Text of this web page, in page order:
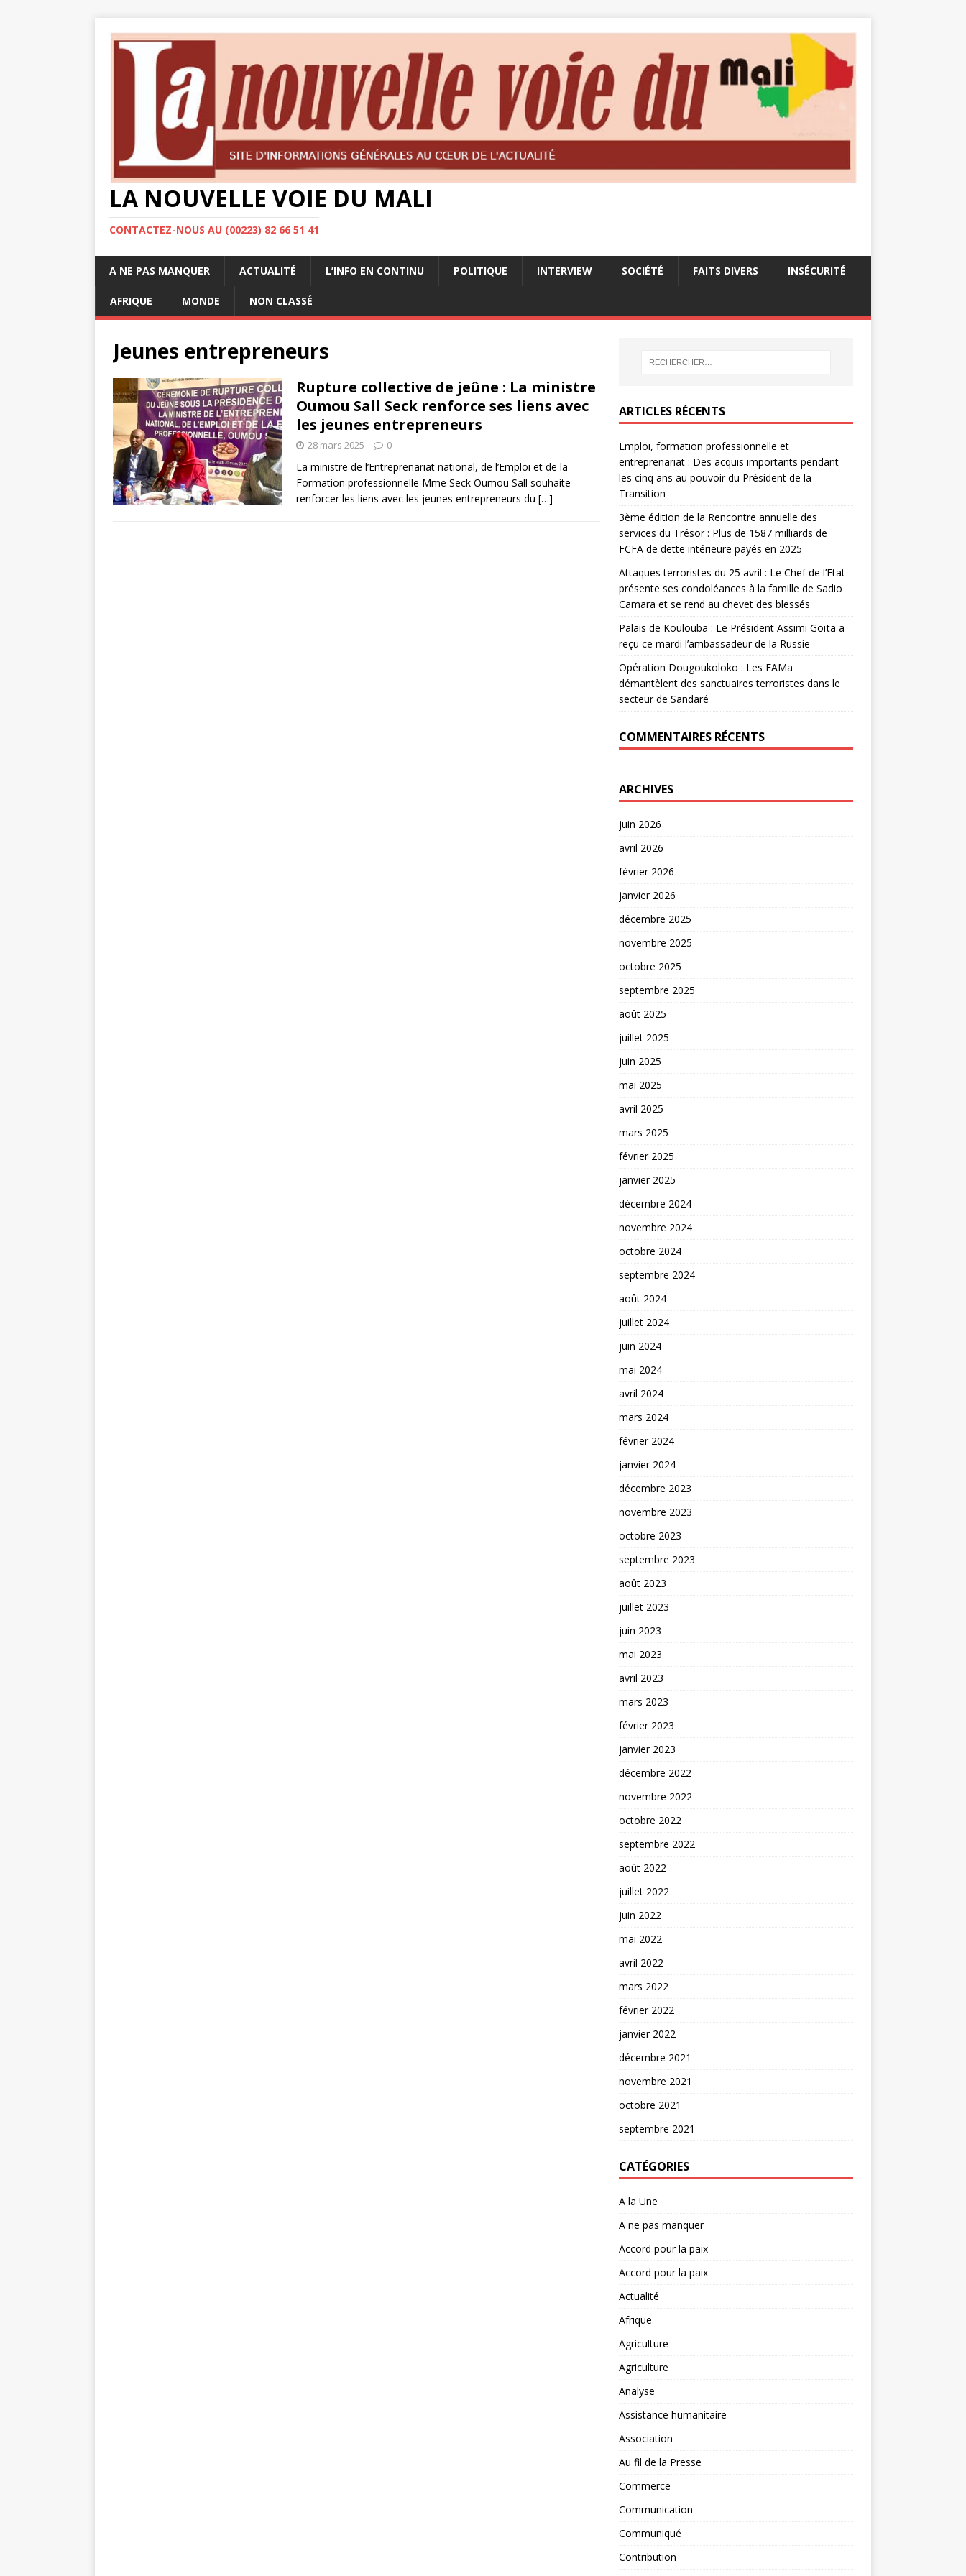
LA NOUVELLE VOIE DU MALI
CONTACTEZ-NOUS AU (00223) 82 66 51 41
A NE PAS MANQUER ACTUALITÉ L’INFO EN CONTINU POLITIQUE INTERVIEW SOCIÉTÉ FAITS DIVERS INSÉCURITÉ
AFRIQUE MONDE NON CLASSÉ
Jeunes entrepreneurs
Rupture collective de jeûne : La ministre
Oumou Sall Seck renforce ses liens avec
les jeunes entrepreneurs
28 mars 2025 0
La ministre de l’Entreprenariat national, de l’Emploi et de la
Formation professionnelle Mme Seck Oumou Sall souhaite
renforcer les liens avec les jeunes entrepreneurs du […]
ARTICLES RÉCENTS
Emploi, formation professionnelle et
entreprenariat : Des acquis importants pendant
les cinq ans au pouvoir du Président de la
Transition
3ème édition de la Rencontre annuelle des
services du Trésor : Plus de 1587 milliards de
FCFA de dette intérieure payés en 2025
Attaques terroristes du 25 avril : Le Chef de l’Etat
présente ses condoléances à la famille de Sadio
Camara et se rend au chevet des blessés
Palais de Koulouba : Le Président Assimi Goïta a
reçu ce mardi l’ambassadeur de la Russie
Opération Dougoukoloko : Les FAMa
démantèlent des sanctuaires terroristes dans le
secteur de Sandaré
COMMENTAIRES RÉCENTS
ARCHIVES
juin 2026
avril 2026
février 2026
janvier 2026
décembre 2025
novembre 2025
octobre 2025
septembre 2025
août 2025
juillet 2025
juin 2025
mai 2025
avril 2025
mars 2025
février 2025
janvier 2025
décembre 2024
novembre 2024
octobre 2024
septembre 2024
août 2024
juillet 2024
juin 2024
mai 2024
avril 2024
mars 2024
février 2024
janvier 2024
décembre 2023
novembre 2023
octobre 2023
septembre 2023
août 2023
juillet 2023
juin 2023
mai 2023
avril 2023
mars 2023
février 2023
janvier 2023
décembre 2022
novembre 2022
octobre 2022
septembre 2022
août 2022
juillet 2022
juin 2022
mai 2022
avril 2022
mars 2022
février 2022
janvier 2022
décembre 2021
novembre 2021
octobre 2021
septembre 2021
CATÉGORIES
A la Une
A ne pas manquer
Accord pour la paix
Accord pour la paix
Actualité
Afrique
Agriculture
Agriculture
Analyse
Assistance humanitaire
Association
Au fil de la Presse
Commerce
Communication
Communiqué
Contribution